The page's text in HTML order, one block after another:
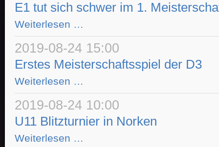
E1 tut sich schwer im 1.
Weiterlesen …
sich
schwer
im
Meisterschaftsspiel
2019-08-24 15:00
Erstes Meisterschaftsspiel der D3
Weiterlesen …
der
D3
2019-08-24 10:00
U11 Blitzturnier in Norken
Weiterlesen …